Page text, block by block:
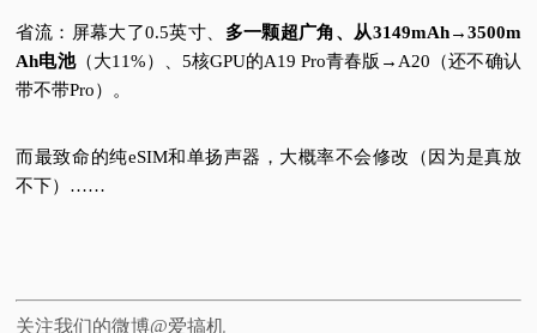
省流：屏幕大了0.5英寸、 多一颗超广角、从3149mAh→3500m
Ah电池（大11%）
、5核GPU的A19 Pro青春版→A20（还不确认
带不带Pro）。
而最致命的纯eSIM和单扬声器，大概率不会修改（因为是真放
不下）……
关注我们的微博@爱搞机